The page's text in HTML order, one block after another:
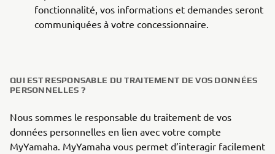
fonctionnalité, vos informations et demandes seront
communiquées à votre concessionnaire.
QUI EST RESPONSABLE DU TRAITEMENT DE VOS DONNÉES
PERSONNELLES ?
Nous sommes le responsable du traitement de vos
données personnelles en lien avec votre compte
MyYamaha. MyYamaha vous permet d’interagir facilement